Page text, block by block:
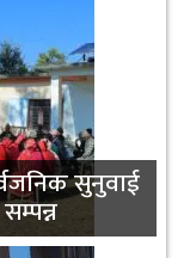
सुनुवाई
आधारभूत
सम्बन्धी